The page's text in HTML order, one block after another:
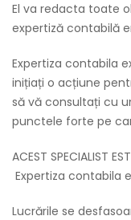
El va redacta toate
expertiză contabilă
Expertiza contabila
inițiați o acțiune
să vă consultați cu
punctele forte pe
ACEST SPECIALIST
Expertiza contabila
Lucrările se